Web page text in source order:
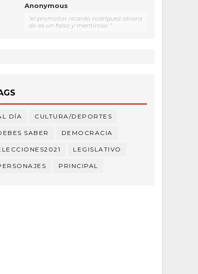
Anonymous
"el promotor ricardo rodríguez alvara
do es un falso y mentiroso "
DÍA CULTURA/DEPORTES
SABER DEMOCRACIA
LEGISLATIVO
PRINCIPAL